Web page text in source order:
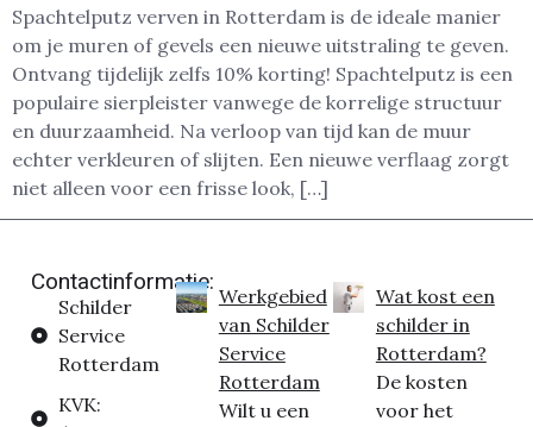
Spachtelputz verven in Rotterdam is de ideale manier
om je muren of gevels een nieuwe uitstraling te geven.
Ontvang tijdelijk zelfs 10% korting! Spachtelputz is een
populaire sierpleister vanwege de korrelige structuur
en duurzaamheid. Na verloop van tijd kan de muur
echter verkleuren of slijten. Een nieuwe verflaag zorgt
niet alleen voor een frisse look, […]
Contactinformatie:
Schilder
Service
Rotterdam
KVK:
Werkgebied
van Schilder
Service
Rotterdam
Wilt u een
Wat kost een
schilder in
Rotterdam?
De kosten
voor het